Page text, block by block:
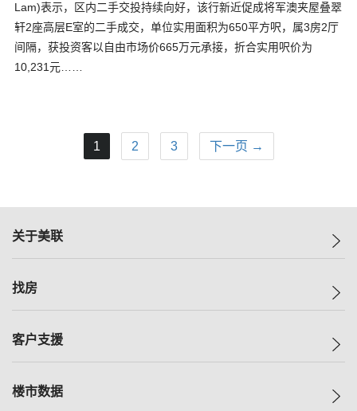
Lam)表示，区内二手交投持续向好，该行新近促成将军澳夹屋叠翠
轩2座高层E室的二手成交，单位实用面积为650平方呎，属3房2厅
间隔，获投资客以自由市场价665万元承接，折合实用呎价为
10,231元……
1 2 3 下一页 →
关于美联
美联集团
人才招募
找房
一手新房
减价
客户支援
自助放盘
楼市数据